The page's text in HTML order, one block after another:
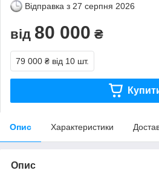
Відправка з 27 серпня 2026
від 80 000 ₴
79 000 ₴ від 10 шт.
Опис Характеристики
Опис